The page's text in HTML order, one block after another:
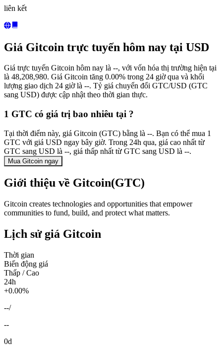
liên kết
Giá Gitcoin trực tuyến hôm nay tại USD
Giá trực tuyến Gitcoin hôm nay là --, với vốn hóa thị trường hiện tại
là 48,208,980. Giá Gitcoin tăng 0.00% trong 24 giờ qua và khối
lượng giao dịch 24 giờ là --. Tỷ giá chuyển đổi GTC/USD (GTC
sang USD) được cập nhật theo thời gian thực.
1 GTC có giá trị bao nhiêu tại ?
Tại thời điểm này, giá Gitcoin (GTC) bằng là --. Bạn có thể mua 1
GTC với giá USD ngay bây giờ. Trong 24h qua, giá cao nhất từ
GTC sang USD là --, giá thấp nhất từ GTC sang USD là --.
Mua Gitcoin ngay
Giới thiệu về Gitcoin(GTC)
Gitcoin creates technologies and opportunities that empower
communities to fund, build, and protect what matters.
Lịch sử giá Gitcoin
Thời gian
Biến động giá
Thấp / Cao
24h
+0.00%
--/
--
0d